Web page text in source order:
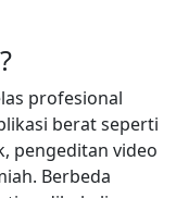
profesional
berat seperti
pengeditan video
Berbeda